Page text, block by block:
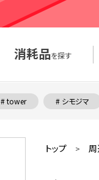
消耗品を探す
# tower # シモジマ
トップ >